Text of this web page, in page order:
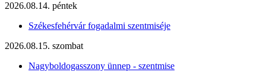
2026.08.14. péntek
Székesfehérvár fogadalmi szentmiséje
2026.08.15. szombat
Nagyboldogasszony ünnep - szentmise